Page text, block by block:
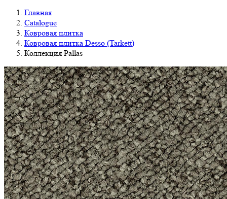
Главная
Catalogue
Ковровая плитка
Ковровая плитка Desso (Tarkett)
Коллекция Pallas